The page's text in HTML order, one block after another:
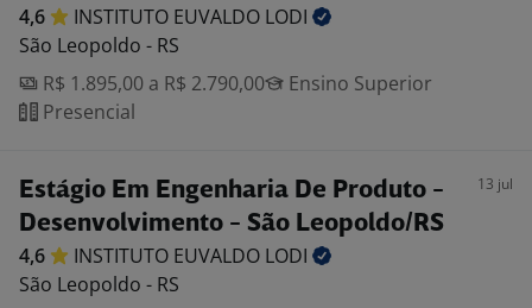
4,6 INSTITUTO EUVALDO LODI
São Leopoldo - RS
R$ 1.895,00 a R$ 2.790,00
Ensino Superior
Presencial
Estágio Em Engenharia De Produto -
Desenvolvimento - São Leopoldo/RS
13 jul
4,6 INSTITUTO EUVALDO LODI
São Leopoldo - RS